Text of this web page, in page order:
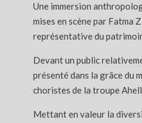
Une immersion
mises en scène par Fatma
représentative du
Devant un public
présenté dans la grâce du
choristes de la troupe
Mettant en valeur la